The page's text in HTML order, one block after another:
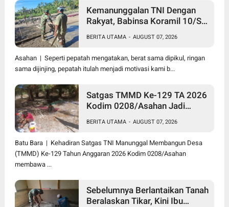
Kemanunggalan TNI Dengan
Rakyat, Babinsa Koramil 10/SK
(Cor) Bangun Rumah Warga
BERITA UTAMA - AUGUST 07, 2026
Asahan | Seperti pepatah mengatakan, berat sama dipikul, ringan
sama dijinjing, pepatah itulah menjadi motivasi kami b...
Satgas TMMD Ke-129 TA 2026
Kodim 0208/Asahan Jadi
Maghribi yang Mulai Rapuh
BERITA UTAMA - AUGUST 07, 2026
Batu Bara | Kehadiran Satgas TNI Manunggal Membangun Desa
(TMMD) Ke-129 Tahun Anggaran 2026 Kodim 0208/Asahan
membawa ...
Sebelumnya Berlantaikan Tanah
Beralaskan Tikar, Kini Ibu